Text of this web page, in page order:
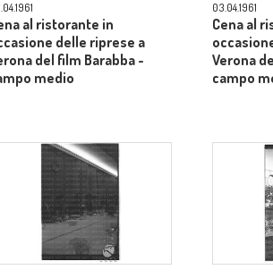
al ristorante in
delle riprese a
del film Barabba -
medio
03.04.1961
Cena al
Verona
campo